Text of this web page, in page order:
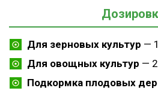
Для зерновых культур —
Для овощных культур —
Подкормка плодовых